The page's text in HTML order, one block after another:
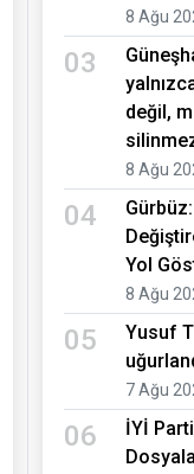
8 Ağu
03
değil,
8 Ağu
04
Yol
8 Ağu
05
Yusuf
7 Ağu
06
İYİ